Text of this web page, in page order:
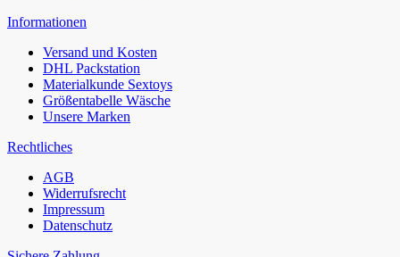
Informationen
Versand und Kosten
DHL Packstation
Materialkunde Sextoys
Größentabelle Wäsche
Unsere Marken
Rechtliches
AGB
Widerrufsrecht
Impressum
Datenschutz